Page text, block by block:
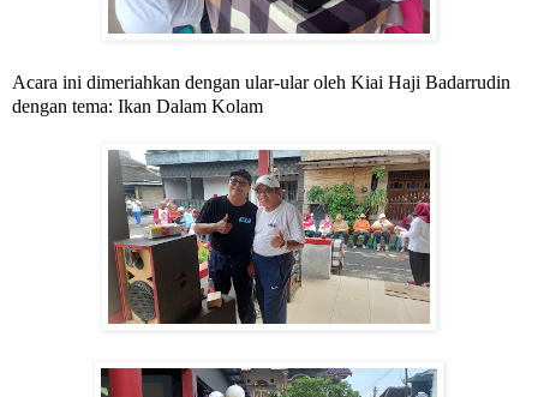
Acara ini dimeriahkan dengan ular-ular oleh Kiai Haji Badarrudin
dengan tema: Ikan Dalam Kolam